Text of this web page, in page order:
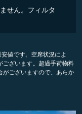
せん。フィルタ
値です。空席状況によ
ございます。超過手荷物料
がございますので、あらか